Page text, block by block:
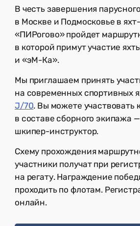
В честь завершения
в Москве и Подмосковье в
«ПИРогово» пройдет
в которой примут участие
и «эМ-Ка».
Мы приглашаем принять
на современных спортивных
J/70. Вы можете участвовать
в составе сборного экипажа
шкипер-инструктор.
Схему прохождения
участники получат при
на регату. Награждение
проходить по флотам.
онлайн.